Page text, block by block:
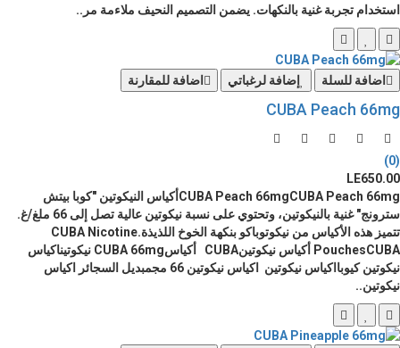
استخدام تجربة غنية بالنكهات. يضمن التصميم النحيف ملاءمة مر..
اضافة للسلة إضافة لرغباتي اضافة للمقارنة
CUBA Peach 66mg
(0)
LE650.00
CUBA Peach 66mgCUBA Peach 66mgأكياس النيكوتين "كوبا بيتش
سترونج" غنية بالنيكوتين، وتحتوي على نسبة نيكوتين عالية تصل إلى 66 ملغ/غ.
تتميز هذه الأكياس من نيكوتوباكو بنكهة الخوخ اللذيذة.CUBA Nicotine
PouchesCUBA أكياس نيكوتينCUBA أكياسCUBA 66mg نيكوتيناكياس
نيكوتين كيوبااكياس نيكوتين اكياس نيكوتين 66 مجمبديل السجائر اكياس
نيكوتين..